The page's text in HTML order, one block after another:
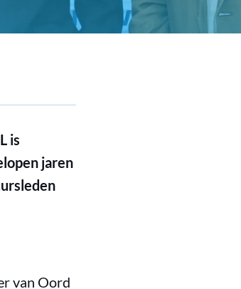
is
jaren
van Oord